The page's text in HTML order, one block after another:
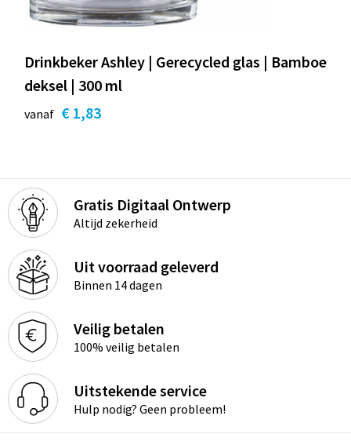
Drinkbeker Ashley | Gerecycled glas | Bamboe
deksel | 300 ml
vanaf € 1,83
Gratis Digitaal Ontwerp
Altijd zekerheid
Uit voorraad geleverd
Binnen 14 dagen
Veilig betalen
100% veilig betalen
Uitstekende service
Hulp nodig? Geen probleem!